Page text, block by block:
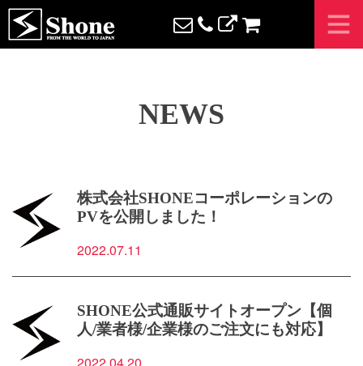
NEWS
株式会社SHONEコーポレーションの
PVを公開しました！
2022.07.11
SHONE公式通販サイトオープン【個
人/業者様/企業様のご注文にも対応】